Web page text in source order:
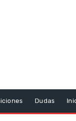
Dudas